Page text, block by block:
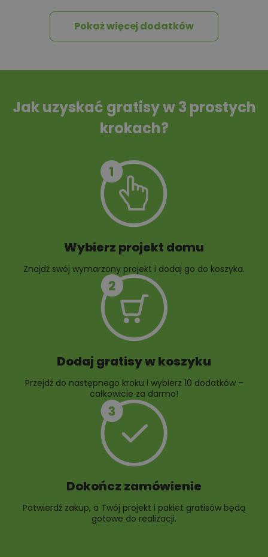
Tablica informacyjna
Przydomowa
10 projektów małej
10 projektów rabat
Pokaż więcej dodatków
Jak uzyskać gratisy w 3 prostych
krokach?
Wybierz projekt domu
Znajdź swój wymarzony projekt i dodaj go do koszyka.
Dodaj gratisy w koszyku
Przejdź do następnego kroku i wybierz 10 dodatków –
całkowicie za darmo!
Dokończ zamówienie
Potwierdź zakup, a Twój projekt i pakiet gratisów będą
gotowe do realizacji.